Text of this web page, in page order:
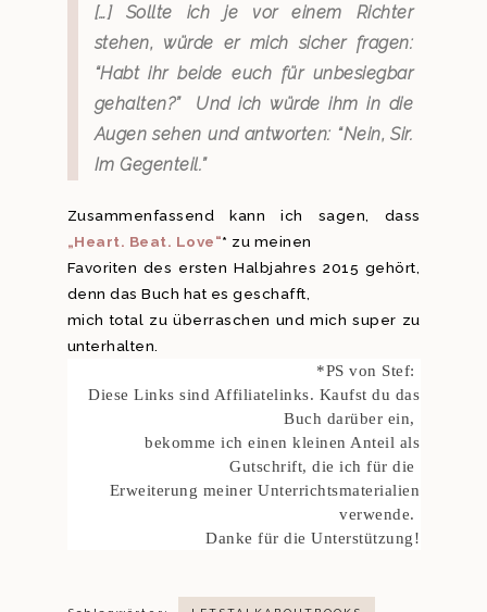
[…] Sollte ich je vor einem Richter
stehen, würde er mich sicher fragen:
“Habt ihr beide euch für unbesiegbar
gehalten?” Und ich würde ihm in die
Augen sehen und antworten: “Nein, Sir.
Im Gegenteil.”
Zusammenfassend kann ich sagen, dass
„Heart. Beat. Love“* zu meinen
Favoriten des ersten Halbjahres 2015 gehört,
denn das Buch hat es geschafft,
mich total zu überraschen und mich super zu
unterhalten.
*PS von Stef:
Diese Links sind Affiliatelinks. Kaufst du das
Buch darüber ein,
bekomme ich einen kleinen Anteil als
Gutschrift, die ich für die
Erweiterung meiner Unterrichtsmaterialien
verwende.
Danke für die Unterstützung!